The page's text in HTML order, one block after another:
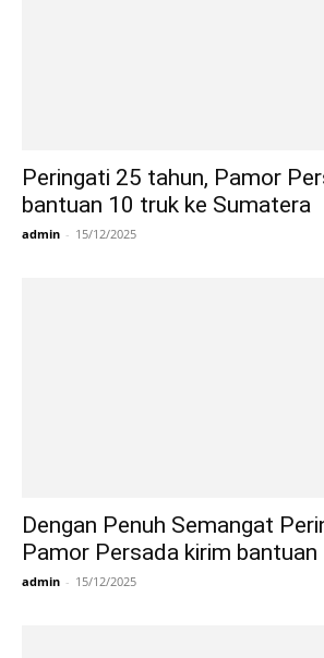
Peringati 25 tahun, Pamor
bantuan 10 truk ke Sumatera
admin - 15/12/2025
Dengan Penuh Semangat
Pamor Persada kirim bantuan
admin - 15/12/2025